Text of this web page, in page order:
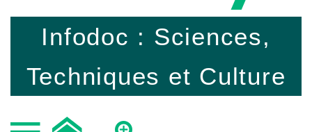
Infodoc : Sciences,
Techniques et Culture